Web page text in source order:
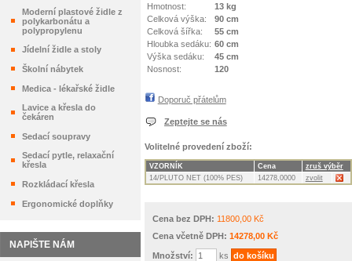
Moderní plastové židle z
polykarbonátu a
polypropylenu
Jídelní židle a stoly
Školní nábytek
Medica - lékařské židle
Lavice a křesla do
čekáren
Sedací soupravy
Sedací pytle, relaxační
křesla
Rozkládací křesla
Ergonomické doplňky
NAPIŠTE NÁM
Hmotnost:
13 kg
Celková výška:
90 cm
Celková šířka:
55 cm
Hloubka sedáku: 60 cm
Výška sedáku:
45 cm
Nosnost:
120
Doporuč přátelům
Zeptejte se nás
Volitelné provedení zboží:
VZORNÍK Cena
zruš výběr
14/PLUTO NET (100% PES)
14278,0000 zvolit
Cena bez DPH: 11800,00 Kč
Cena včetně DPH: 14278,00 Kč
Množství: ks